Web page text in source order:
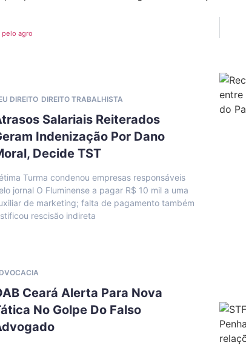
agro
DIREITO DIREITO TRABALHISTA
Salariais Reiterados
Indenização Por Dano
Decide TST
Turma condenou empresas responsáveis
jornal O Fluminense a pagar R$ 10 mil a uma
de marketing; falta de pagamento também
rescisão indireta
Ceará Alerta Para Nova
No Golpe Do Falso